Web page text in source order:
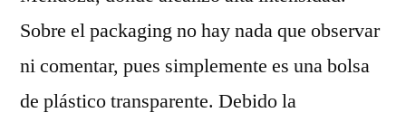
Sobre el packaging no hay nada que observar
ni comentar, pues simplemente es una bolsa
de plástico transparente. Debido la